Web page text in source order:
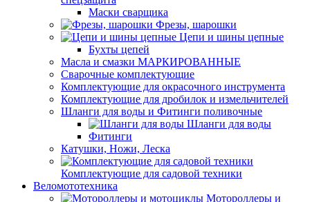
Маски сварщика
Фрезы, шарошки
Цепи и шины цепные
Бухты цепей
Масла и смазки МАРКИРОВАННЫЕ
Сварочные комплектующие
Комплектующие для окрасочного инструмента
Комплектующие для дробилок и измельчителей
Шланги для воды и Фитинги поливочные
Шланги для воды
Фитинги
Катушки, Ножи, Леска
Комплектующие для садовой техники
Веломототехника
Мотороллеры и